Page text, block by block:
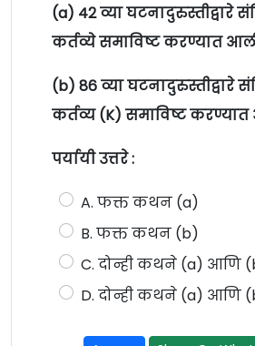
(a) 42 व्या घटनादुरुस्तीद्वारे
कर्तव्ये समाविष्ट करण्यात
(b) 86 व्या घटनादुरुस्तीद्वारे
कर्तव्य (K) समाविष्ट
पर्यायी उत्तरे :
A. फक्त कथन (a)
B. फक्त कथन (b)
C. दोन्ही कथने (a) आणि
D. दोन्ही कथने (a) आणि